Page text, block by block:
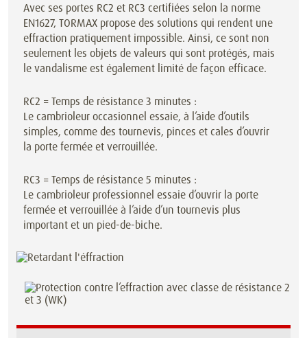
Avec ses portes RC2 et RC3 certifiées selon la norme
EN1627, TORMAX propose des solutions qui rendent une
effraction pratiquement impossible. Ainsi, ce sont non
seulement les objets de valeurs qui sont protégés, mais
le vandalisme est également limité de façon efficace.
RC2 = Temps de résistance 3 minutes :
Le cambrioleur occasionnel essaie, à l’aide d’outils
simples, comme des tournevis, pinces et cales d’ouvrir
la porte fermée et verrouillée.
RC3 = Temps de résistance 5 minutes :
Le cambrioleur professionnel essaie d’ouvrir la porte
fermée et verrouillée à l’aide d’un tournevis plus
important et un pied-de-biche.